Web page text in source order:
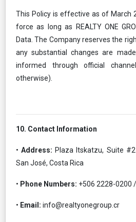
This Policy is effective as of March
force as long as REALTY ONE
Data. The Company reserves the
any substantial changes are
informed through official
otherwise).
10. Contact Information
•Address: Plaza Itskatzu, Suite
San José, Costa Rica
• Phone Numbers: +506 2228-0200
• Email: info@realtyonegroup.cr